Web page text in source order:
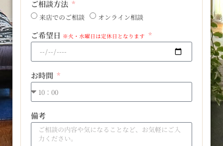
ご相談方法
来店でのご相談 オンライン相談
ご希望日 ※火・水曜日は定休日となります
お時間
備考